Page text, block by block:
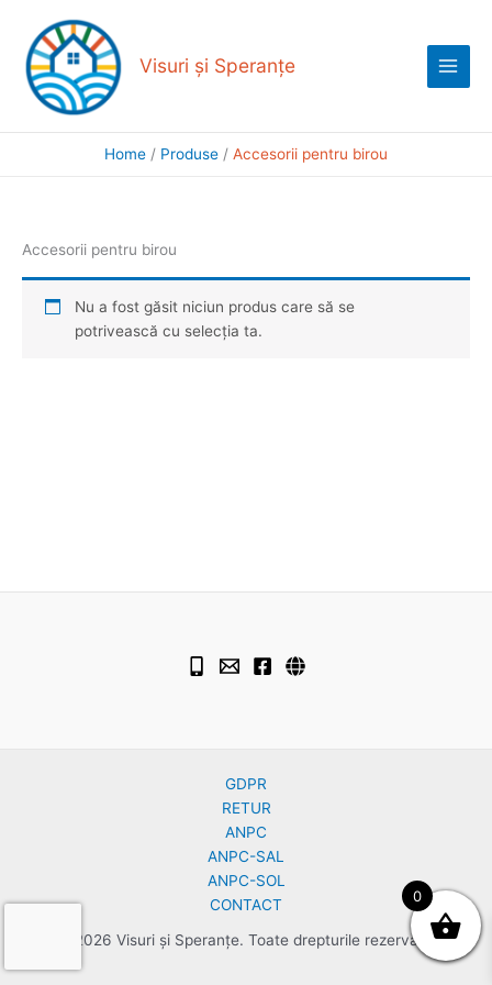
content
Visuri și Speranțe
Menu
Home Produse Accesorii pentru birou
Accesorii pentru birou
Nu a fost găsit niciun produs care să se
potrivească cu selecția ta.
GDPR
RETUR
ANPC
ANPC-SAL
ANPC-SOL
CONTACT
© 2026 Visuri și Speranțe. Toate drepturile rezervate.
0